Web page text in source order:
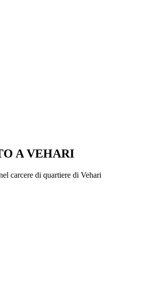
A VEHARI
carcere di quartiere di Vehari